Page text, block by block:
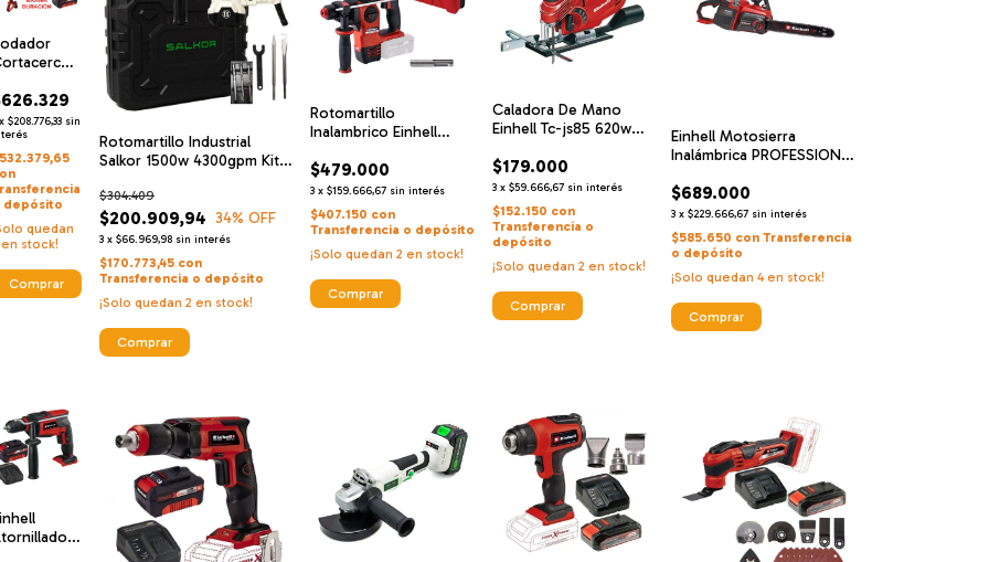
+
+
x $208.776,33 sin
depósito
quedan
en stock!
Rotomartillo Industrial
Salkor 1500w 4300gpm Kit
$200.909,94
$304.409
34% OFF
3 x $66.969,98 sin interés
$170.773,45 con
Transferencia o depósito
¡Solo quedan 2 en stock!
Comprar
Rotomartillo
Inalambrico Einhell
Rotativo
$479.000
3 x $159.666,67 sin interés
$407.150 con
Transferencia o depósito
¡Solo quedan 2 en stock!
Comprar
Caladora De Mano
Einhell Tc-js85 620w
$179.000
3 x $59.666,67 sin interés
$152.150 con
Transferencia o
depósito
¡Solo quedan 2 en stock!
Comprar
Einhell Motosierra
Inalámbrica PROFESSIONAL
$689.000
3 x $229.666,67 sin interés
$585.650 con Transferencia
o depósito
¡Solo quedan 4en stock!